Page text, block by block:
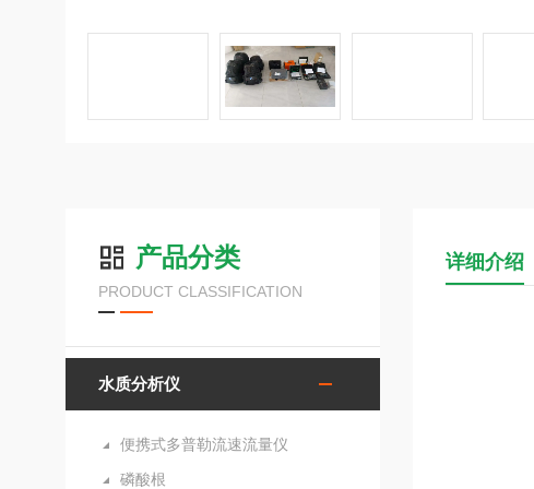
产品分类
PRODUCT CLASSIFICATION
水质分析仪
便携式多普勒流速流量仪
磷酸根
详细介绍